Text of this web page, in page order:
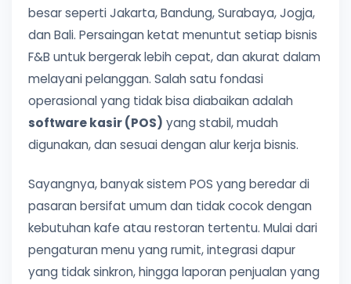
besar seperti Jakarta, Bandung, Surabaya, Jogja,
dan Bali. Persaingan ketat menuntut setiap bisnis
F&B untuk bergerak lebih cepat, dan akurat dalam
melayani pelanggan. Salah satu fondasi
operasional yang tidak bisa diabaikan adalah
software kasir (POS) yang stabil, mudah
digunakan, dan sesuai dengan alur kerja bisnis.
Sayangnya, banyak sistem POS yang beredar di
pasaran bersifat umum dan tidak cocok dengan
kebutuhan kafe atau restoran tertentu. Mulai dari
pengaturan menu yang rumit, integrasi dapur
yang tidak sinkron, hingga laporan penjualan yang